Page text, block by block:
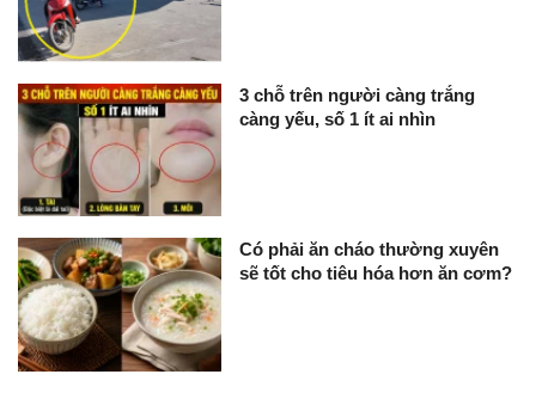
3 chỗ trên người càng trắng
càng yếu, số 1 ít ai nhìn
Có phải ăn cháo thường xuyên
sẽ tốt cho tiêu hóa hơn ăn cơm?